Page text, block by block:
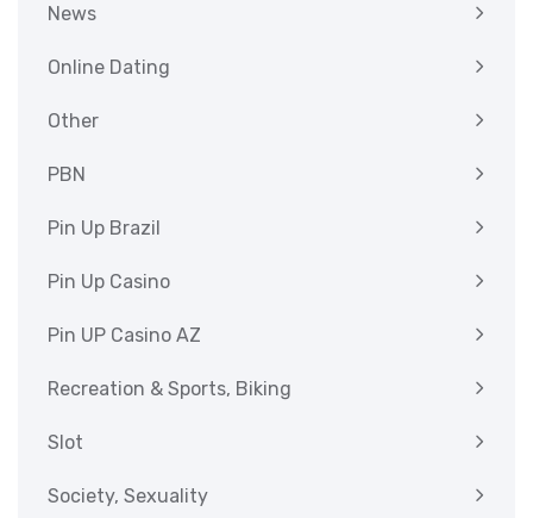
News
Online Dating
Other
PBN
Pin Up Brazil
Pin Up Casino
Pin UP Casino AZ
Recreation & Sports, Biking
Slot
Society, Sexuality